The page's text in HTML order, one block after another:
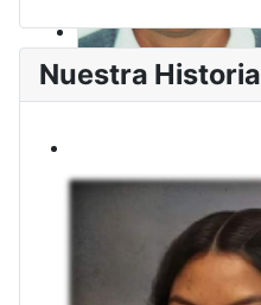
Nuestra Historia